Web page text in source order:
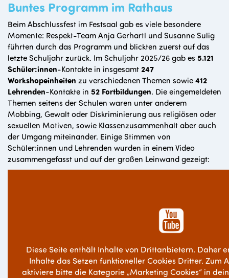
Buntes Programm im Rathaus
Beim Abschlussfest im Festsaal gab es viele besondere
Momente: Respekt-Team Anja Gerhartl und Susanne Sulig
führten durch das Programm und blickten zuerst auf das
letzte Schuljahr zurück. Im Schuljahr 2025/26 gab es 5.121
Schüler:innen-Kontakte in insgesamt247
Workshopeinheiten zu verschiedenen Themen sowie412
Lehrenden-Kontakte in 52 Fortbildungen. Die eingemeldeten
Themen seitens der Schulen waren unter anderem
Mobbing, Gewalt oder Diskriminierung aus religiösen oder
sexuellen Motiven, sowie Klassenzusammenhalt aber auch
der Umgang miteinander. Einige Stimmen von
Schüler:innen und Lehrenden wurden in einem Video
zusammengefasst und auf der großen Leinwand gezeigt:
Diese Seite enthält Inhalte von Drittanbietern. Daher
Inhalte das Setzen funktioneller Cookies Dritter. Zum
aktiviere bitte die Kategorie „Marketing Cookies“ in